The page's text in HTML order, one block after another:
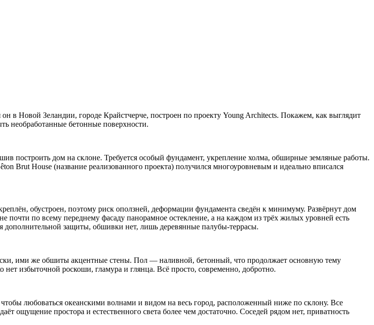
в Новой Зеландии, городе Крайстчерче, построен по проекту Young Architects. Покажем, как выглядит
необработанные бетонные поверхности.
построить дом на склоне. Требуется особый фундамент, укрепление холма, обширные земляные работы.
Brut House (название реализованного проекта) получился многоуровневым и идеально вписался
обустроен, поэтому риск оползней, деформации фундамента сведён к минимуму. Развёрнут дом
почти по всему переднему фасаду панорамное остекление, а на каждом из трёх жилых уровней есть
защиты, обшивки нет, лишь деревянные палубы-террасы.
ими же обшиты акцентные стены. Пол — наливной, бетонный, что продолжает основную тему
избыточной роскоши, гламура и глянца. Всё просто, современно, добротно.
любоваться океанскими волнами и видом на весь город, расположенный ниже по склону. Все
ощущение простора и естественного света более чем достаточно. Соседей рядом нет, приватность